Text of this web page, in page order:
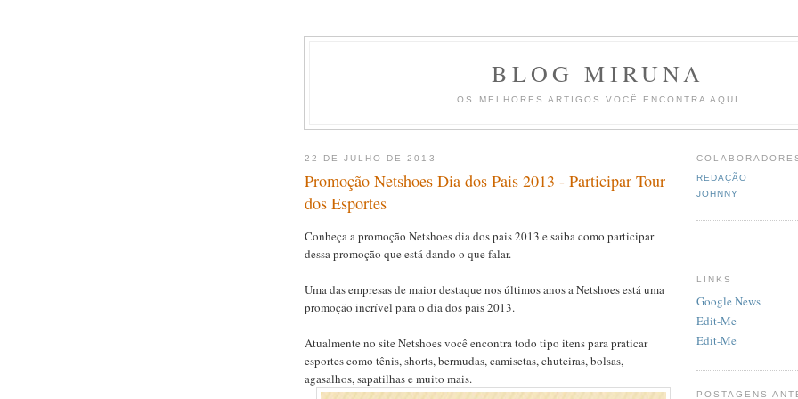
BLOG MIRUNA
OS MELHORES ARTIGOS VOCÊ ENCONTRA AQUI
22 DE JULHO DE 2013
Promoção Netshoes Dia dos Pais 2013 - Participar Tour
dos Esportes
Conheça a promoção Netshoes dia dos pais 2013 e saiba como participar
dessa promoção que está dando o que falar.
Uma das empresas de maior destaque nos últimos anos a Netshoes está uma
promoção incrível para o dia dos pais 2013.
Atualmente no site Netshoes você encontra todo tipo itens para praticar
esportes como tênis, shorts, bermudas, camisetas, chuteiras, bolsas,
agasalhos, sapatilhas e muito mais.
REDAÇÃO
JOHNNY
LINKS
Google News
Edit-Me
Edit-Me
POSTAGENS